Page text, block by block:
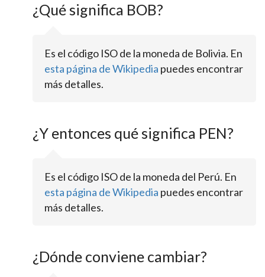
¿Qué significa BOB?
Es el código ISO de la moneda de Bolivia. En
esta página de Wikipedia puedes encontrar
más detalles.
¿Y entonces qué significa PEN?
Es el código ISO de la moneda del Perú. En
esta página de Wikipedia puedes encontrar
más detalles.
¿Dónde conviene cambiar?